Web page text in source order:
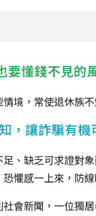
要懂錢不見的
境，常使退休族
，讓詐騙有機
、缺乏可求證對
恐懼感一上來，防
會新聞，一位獨